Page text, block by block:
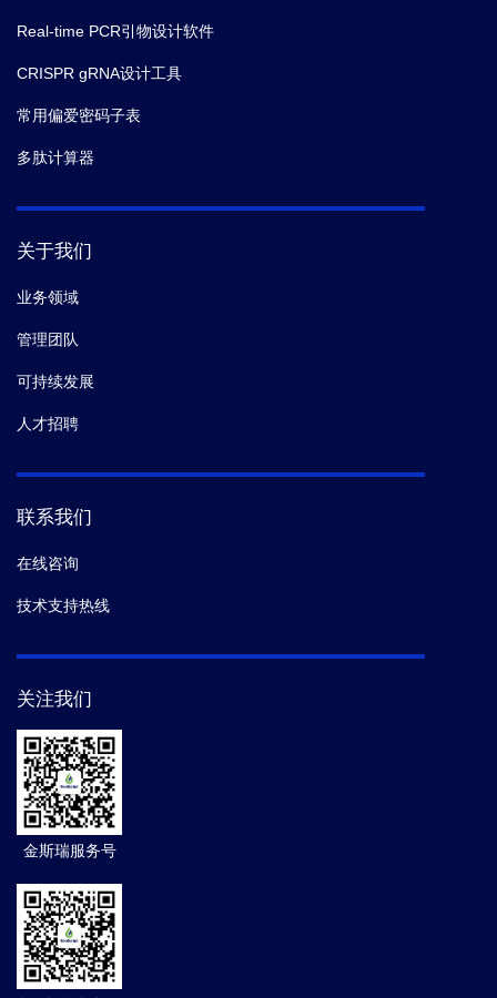
Real-time PCR引物设计软件
CRISPR gRNA设计工具
常用偏爱密码子表
多肽计算器
关于我们
业务领域
管理团队
可持续发展
人才招聘
联系我们
在线咨询
技术支持热线
关注我们
金斯瑞服务号